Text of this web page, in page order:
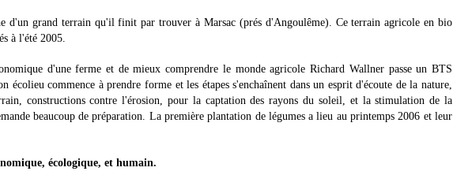
d'un grand terrain qu'il finit par trouver à Marsac (prés d'Angoulême). Ce terrain agricole en bio
à l'été 2005.
d'une ferme et de mieux comprendre le monde agricole Richard Wallner passe un BTS
écolieu commence à prendre forme et les étapes s'enchaînent dans un esprit d'écoute de la nature,
constructions contre l'érosion, pour la captation des rayons du soleil, et la stimulation de la
beaucoup de préparation. La première plantation de légumes a lieu au printemps 2006 et leur
écologique, et humain.